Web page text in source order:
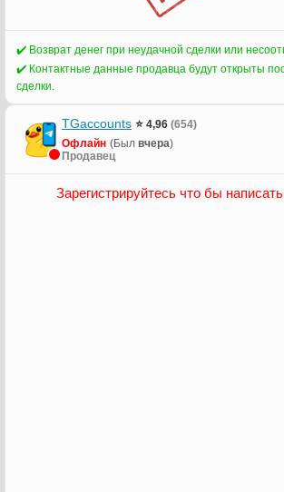
✔️ Возврат денег при неудачной сделки или
✔️ Контактные данные продавца будут открыты
сделки.
TGaccounts ⭐ 4,96 (654)
Офлайн (Был вчера)
Продавец
Зарегистрируйтесь что бы